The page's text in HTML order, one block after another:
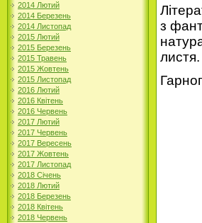
2014 Лютий
2014 Березень
2014 Листопад
2015 Лютий
2015 Березень
2015 Травень
2015 Жовтень
2015 Листопад
2016 Лютий
2016 Квітень
2016 Червень
2017 Лютий
2017 Червень
2017 Вересень
2017 Жовтень
2017 Листопад
2018 Січень
2018 Лютий
2018 Березень
2018 Квітень
2018 Червень
з